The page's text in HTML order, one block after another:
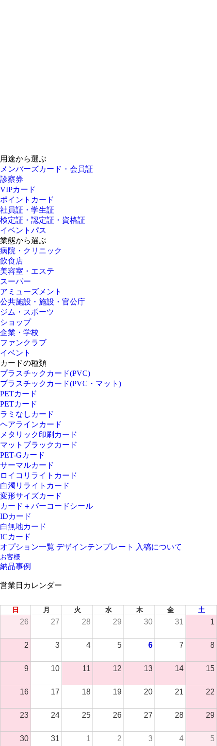
用途から選ぶ
メンバーズカード・会員証
診察券
VIPカード
ポイントカード
社員証・学生証
検定証・認定証・資格証
イベントパス
業態から選ぶ
病院・クリニック
飲食店
美容室・エステ
スーパー
アミューズメント
公共施設・施設・官公庁
ジム・スポーツ
ショップ
企業・学校
ファンクラブ
イベント
カードの種類
プラスチックカード(PVC)
プラスチックカード(PVC・マット)
PETカード
PETカード
ラミなしカード
ヘアラインカード
メタリック印刷カード
マットブラックカード
PET-Gカード
サーマルカード
ロイコリライトカード
白濁リライトカード
変形サイズカード
カード＋バーコードシール
IDカード
白無地カード
ICカード
オプション一覧 デザインテンプレート 入稿について
お客様
納品事例
営業日カレンダー
日 月 火 水 木 金 土
26 27 28 29 30 31 1
2 3 4 5 6 7 8
9 10 11 12 13 14 15
16 17 18 19 20 21 22
23 24 25 26 27 28 29
30 31 1 2 3 4 5